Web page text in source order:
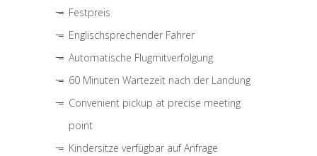
Festpreis
Englischsprechender Fahrer
Automatische Flugmitverfolgung
60 Minuten Wartezeit nach der Landung
Convenient pickup at precise meeting
point
Kindersitze verfügbar auf Anfrage